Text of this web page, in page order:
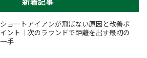
ショートアイアンが飛ばない原因と改善ポ
イント｜次のラウンドで距離を出す最初の
一手